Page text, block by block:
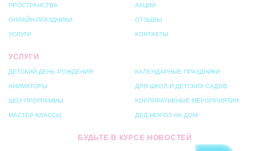
ПРОСТРАНСТВА
ОНЛАЙН-ПРАЗДНИКИ
УСЛУГИ
АКЦИИ
ОТЗЫВЫ
КОНТАКТЫ
УСЛУГИ
ДЕТСКИЙ ДЕНЬ РОЖДЕНИЯ
АНИМАТОРЫ
ШОУ-ПРОГРАММЫ
МАСТЕР-КЛАССЫ
КАЛЕНДАРНЫЕ ПРАЗДНИКИ
ДЛЯ ШКОЛ И ДЕТСКИХ САДОВ
КОРПОРАТИВНЫЕ МЕРОПРИЯТИЯ
ДЕД МОРОЗ НА ДОМ
БУДЬТЕ В КУРСЕ НОВОСТЕЙ